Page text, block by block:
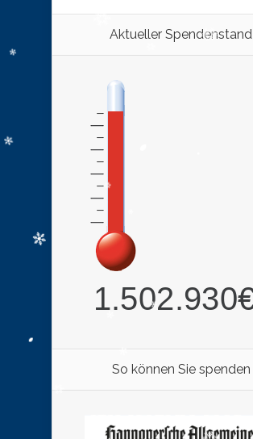
Aktueller Spendenstand
So können Sie spenden